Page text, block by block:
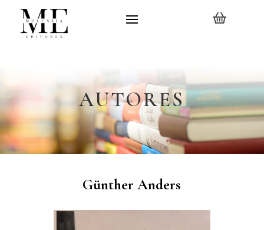
AUTORES
Günther Anders